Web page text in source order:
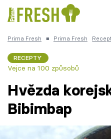
Česká kuchyně Čokoláda
Prima Fresh ■ Prima Fresh
RECEPTY
Vejce na 100 způsobů
Hvězda
Bibimbap